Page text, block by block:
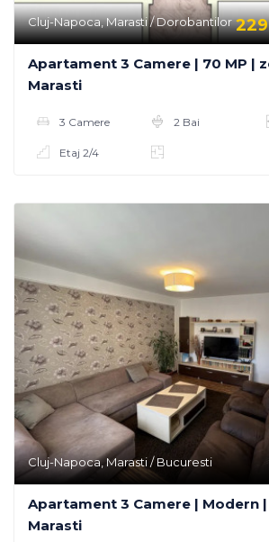
Cluj-Napoca, Marasti / Dorobantilor
Apartament 3 Camere | 70 MP |
Marasti
3 Camere 2 Bai
Etaj 2/4
Cluj-Napoca, Marasti / Bucuresti
Apartament 3 Camere | Modern
Marasti